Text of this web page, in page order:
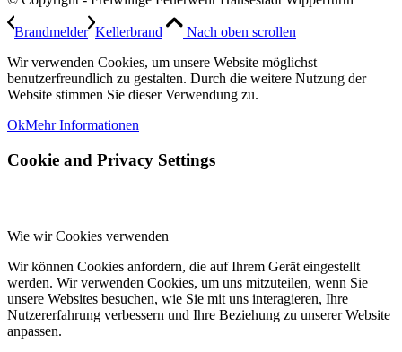
Brandmelder Kellerbrand
Nach oben scrollen
Wir verwenden Cookies, um unsere Website möglichst
benutzerfreundlich zu gestalten. Durch die weitere Nutzung der
Website stimmen Sie dieser Verwendung zu.
OkMehr Informationen
Cookie and Privacy Settings
Wie wir Cookies verwenden
Wir können Cookies anfordern, die auf Ihrem Gerät eingestellt
werden. Wir verwenden Cookies, um uns mitzuteilen, wenn Sie
unsere Websites besuchen, wie Sie mit uns interagieren, Ihre
Nutzererfahrung verbessern und Ihre Beziehung zu unserer Website
anpassen.